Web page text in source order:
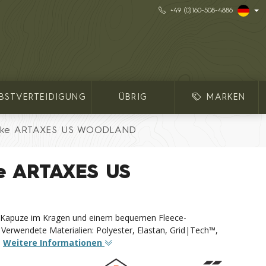
+49 (0)160-508-4886
ÜBRIG MARKEN
ARTAXES US WOODLAND
US
im Kragen und einem bequemen Fleece-
Materialien: Polyester, Elastan, Grid|Tech™,
Weitere Informationen